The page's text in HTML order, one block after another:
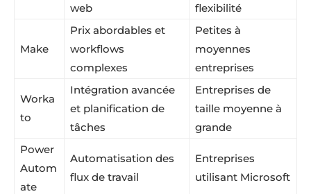
web
flexibilité
Make
Prix abordables et
workflows
complexes
Petites à
moyennes
entreprises
Worka
to
Intégration avancée
et planification de
tâches
Entreprises de
taille moyenne à
grande
Power
Autom
ate
Automatisation des
flux de travail
Entreprises
utilisant Microsoft